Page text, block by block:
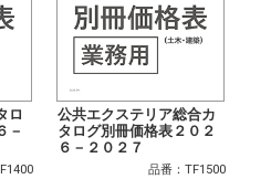
玄関ドア・引戸（39）
エクステリア（105）
浴室（49）
トイレ（61）
水栓金具（46）
ロ
－
公共エクステリア総合カ
タログ別冊価格表２０２
６－２０２７
品番：TF1500